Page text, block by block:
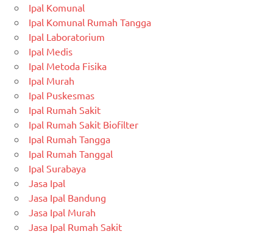
Ipal Komunal
Ipal Komunal Rumah Tangga
Ipal Laboratorium
Ipal Medis
Ipal Metoda Fisika
Ipal Murah
Ipal Puskesmas
Ipal Rumah Sakit
Ipal Rumah Sakit Biofilter
Ipal Rumah Tangga
Ipal Rumah Tanggal
Ipal Surabaya
Jasa Ipal
Jasa Ipal Bandung
Jasa Ipal Murah
Jasa Ipal Rumah Sakit